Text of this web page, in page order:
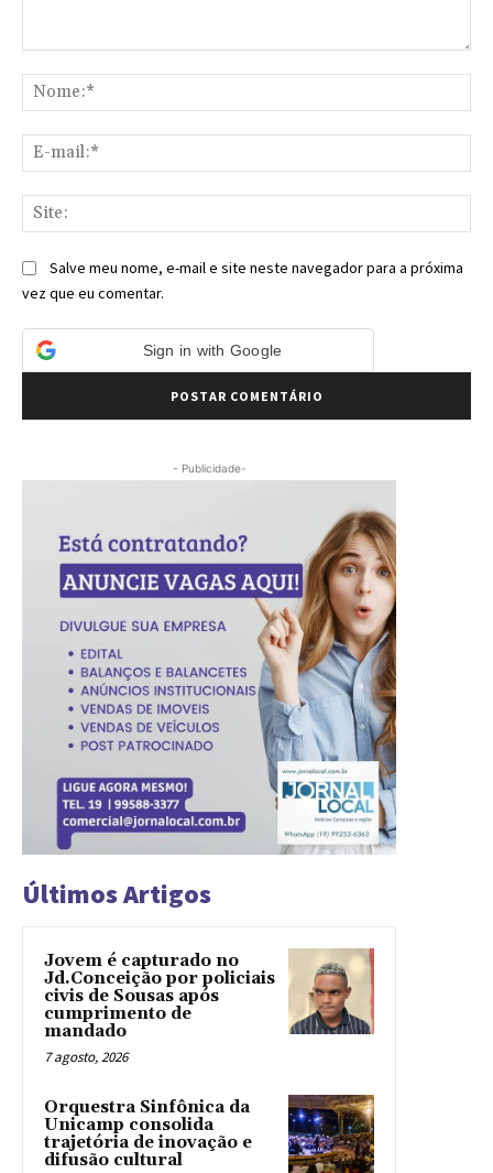
Salve meu nome, e-mail e site neste navegador para a próxima
vez que eu comentar.
Sign in with Google
- Publicidade-
Últimos Artigos
Jovem é capturado no
Jd.Conceição por policiais
civis de Sousas após
cumprimento de
mandado
7 agosto, 2026
Orquestra Sinfônica da
Unicamp consolida
trajetória de inovação e
difusão cultural